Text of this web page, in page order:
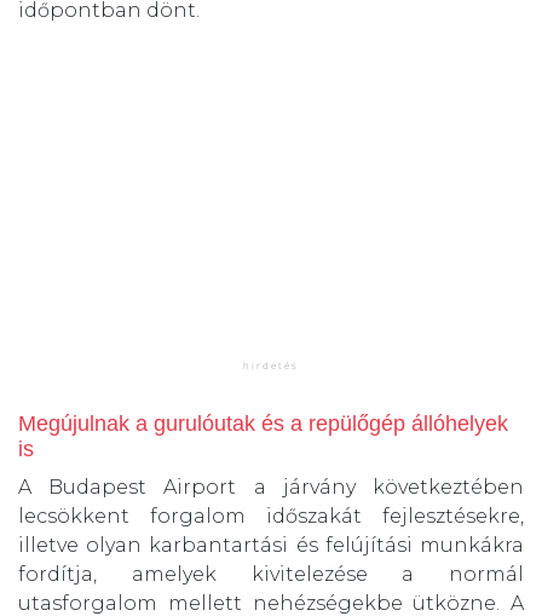
időpontban dönt.
Megújulnak a gurulóutak és a repülőgép állóhelyek
is
A Budapest Airport a járvány következtében
lecsökkent forgalom időszakát fejlesztésekre,
illetve olyan karbantartási és felújítási munkákra
fordítja, amelyek kivitelezése a normál
utasforgalom mellett nehézségekbe ütközne. A